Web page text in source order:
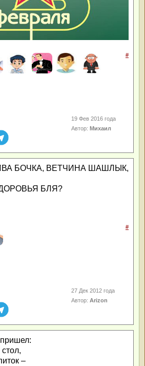
#
19 Фев 2016 года
Автор:Михаил
БОЧКА, ВЕТЧИНА ШАШЛЫК,
БЛЯ?
#
27 Дек 2012 года
Автор:Arizon
–